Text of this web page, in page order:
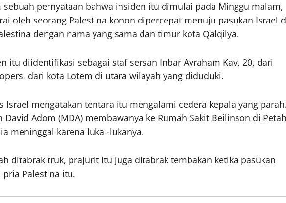
pernyataan bahwa insiden itu dimulai pada Minggu malam,
oleh seorang Palestina konon dipercepat menuju pasukan Israel
dengan nama yang sama dan timur kota Qalqilya.
itu diidentifikasi sebagai staf sersan Inbar Avraham Kav, 20, dari
dari kota Lotem di utara wilayah yang diduduki.
Israel mengatakan tentara itu mengalami cedera kepala yang parah.
David Adom (MDA) membawanya ke Rumah Sakit Beilinson di Petah
meninggal karena luka -lukanya.
ditabrak truk, prajurit itu juga ditabrak tembakan ketika pasukan
pria Palestina itu.